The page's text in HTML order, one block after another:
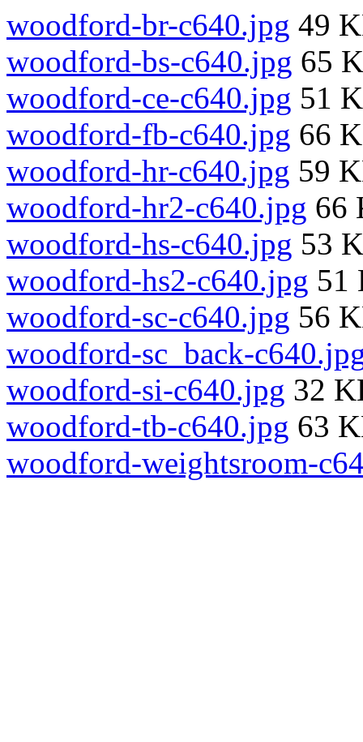
woodford-br-c640.jpg 49
woodford-bs-c640.jpg 65
woodford-ce-c640.jpg 51
woodford-fb-c640.jpg 66
woodford-hr-c640.jpg 59
woodford-hr2-c640.jpg 66
woodford-hs-c640.jpg 53
woodford-hs2-c640.jpg 51
woodford-sc-c640.jpg 56
woodford-sc_back-
woodford-si-c640.jpg 32
woodford-tb-c640.jpg 63
woodford-weightsroom-